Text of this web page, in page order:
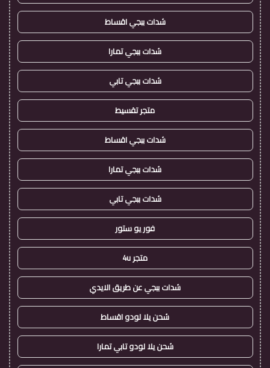
شدات ببجي اقساط
شدات ببجي تمارا
شدات ببجي تابي
متجر تقسيط
شدات ببجي اقساط
شدات ببجي تمارا
شدات ببجي تابي
فور يو ستور
متجر 4u
شدات ببجي عن طريق الايدي
شحن يلا لودو اقساط
شحن يلا لودو تابي تمارا